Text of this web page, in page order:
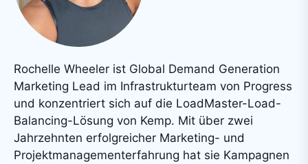
Rochelle Wheeler ist Global Demand Generation
Marketing Lead im Infrastrukturteam von Progress
und konzentriert sich auf die LoadMaster-Load-
Balancing-Lösung von Kemp. Mit über zwei
Jahrzehnten erfolgreicher Marketing- und
Projektmanagementerfahrung hat sie Kampagnen